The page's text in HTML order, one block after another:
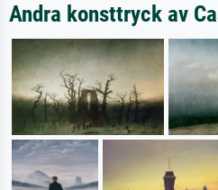
Andra konsttryck av